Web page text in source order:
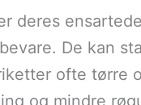
deres
De kan
ofte tørre
og mindre